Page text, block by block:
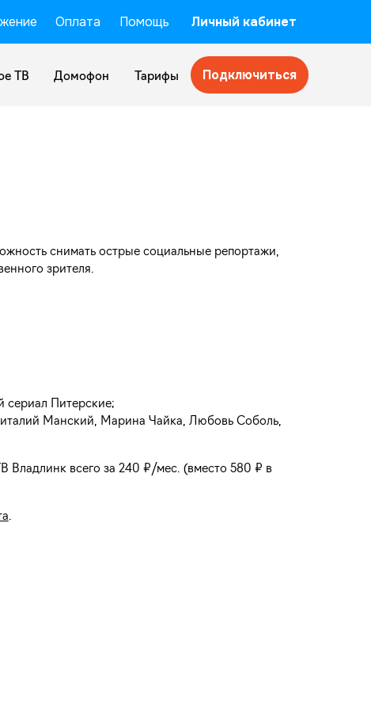
Оплата Помощь Личный кабинет
ТВ Домофон Тарифы Подключиться
снимать острые социальные репортажи,
зрителя.
сериал Питерские;
Манский, Марина Чайка, Любовь Соболь,
Владлинк всего за 240 ₽/мес. (вместо 580 ₽ в
.